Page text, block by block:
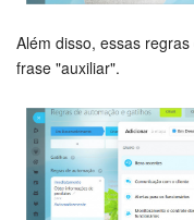
Marketing
Loja On-line
Além disso, essas
frase "auxiliar".